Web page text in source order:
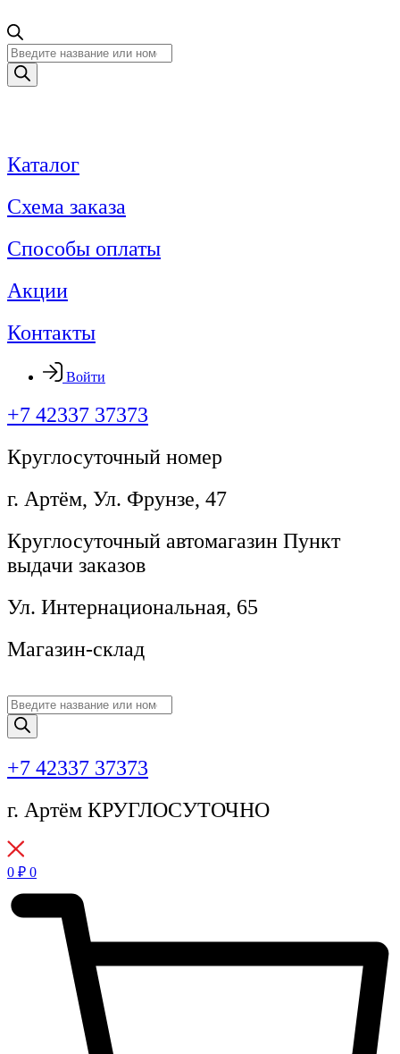
Поиск
товаров
Каталог
Схема заказа
Способы оплаты
Акции
Контакты
Войти
+7 42337 37373
Круглосуточный номер
г. Артём, ​Ул. Фрунзе, 47
Круглосуточный автомагазин Пункт
выдачи заказов
Ул. Интернациональная, 65
Магазин-склад
Поиск
товаров
+7 42337 37373
г. Артём КРУГЛОСУТОЧНО
0 ₽ 0